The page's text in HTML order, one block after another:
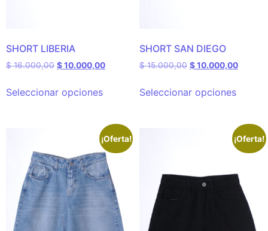
SHORT LIBERIA
$16.000,00 $10.000,00
Seleccionar opciones
SHORT SAN DIEGO
$15.000,00 $10.000,00
Seleccionar opciones
¡Oferta! ¡Oferta!